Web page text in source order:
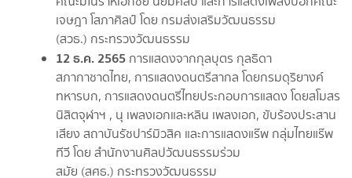
เจษฎา โสภาศิลป์ โดย กรมส่งเสริมวัฒนธรรม
(สวธ.) กระทรวงวัฒนธรรม
12 ธ.ค. 2565 การแสดงจากกุลบุตร กุลธิดา
สภากาชาดไทย, การแสดงดนตรีสากล โดยกรมดุริยางค์
ทหารบก, การแสดงดนตรีไทยประกอบการแสดง โดยสโมสร
นิสิตจุฬาฯ , นุ เพลงเอกและหลิน เพลงเอก, ขับร้องประสาน
เสียง สถาบันรัชปาร์มิวสิค และการแสดงแร๊พ กลุ่มไทยแร๊พ
ทีวี โดย สำนักงานศิลปวัฒนธรรมร่วม
สมัย (สศธ.) กระทรวงวัฒนธรรม